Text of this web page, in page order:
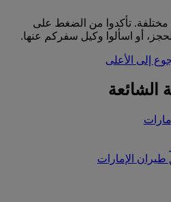
تأكدوا من الضغط على
أو اسألوا وكيل سفركم عنها.
إلى الأعلى
الشائعة
طيران الإمارات